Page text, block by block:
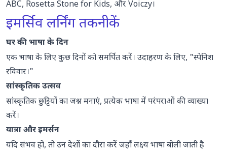
ABC, Rosetta Stone for Kids, औरVoiczy।
इमर्सिव लर्निंग तकनीकें
घर की भाषा के दिन
एक भाषा के लिए कुछ दिनों को समर्पित करें। उदाहरण के लिए, "स्पेनिश
रविवार।"
सांस्कृतिक उत्सव
सांस्कृतिक छुट्टियों का जश्न मनाएं, प्रत्येक भाषा में परंपराओं की व्याख्या
करें।
यात्रा और इमर्सन
यदि संभव हो, तो उन देशों का दौरा करें जहाँ लक्ष्य भाषा बोली जाती है